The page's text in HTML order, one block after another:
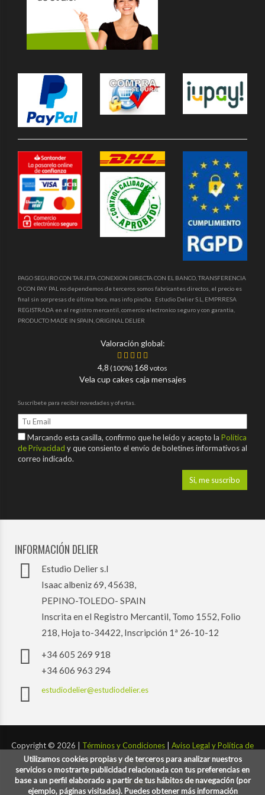
Utilizamos cookies propias y de terceros para analizar nuestros
servicios o mostrarte publicidad relacionada con tus preferencias en
base a un perfil elaborado a partir de tus hábitos de navegación (por
ejemplo, páginas visitadas). Puedes obtener más información
PAGO SEGURO CON TARJETA CONEXION DIRECTA CON EL BANCO, TRANSFERENCIA
O CON PAY PAL no dependemos de terceros somos fabricantes directos, el precio es
final sin sorpresas de última hora, mas info pincha . Estudio Delier S.L, EMPRRESA
REGISTRADA en el registro mercantil, comercio electronico seguro y con garantia,
PRODUCTO MADE IN SPAIN, ORIGINAL DELIER
Valoración global:
4,8 (100%) 168 votos
Vela cup cakes caja mensajes
Suscríbete para recibir novedades y ofertas.
Marcando esta casilla, confirmo que he leído y acepto la Política
de Privacidad y que consiento el envío de boletines informativos al
correo indicado.
INFORMACIÓN DELIER
Estudio Delier s.l
Isaac albeniz 69, 45638,
PEPINO-TOLEDO- SPAIN
Inscrita en el Registro Mercantil, Tomo 1552, Folio
218, Hoja to-34422, Inscripción 1ª 26-10-12
+34 605 269 918
+34 606 963 294
estudiodelier@estudiodelier.es
Copyright © 2026 | Términos y Condiciones
Aviso Legal y Política de
Privacidad y Cookies
Desarrollado por:codigoconsentido.com